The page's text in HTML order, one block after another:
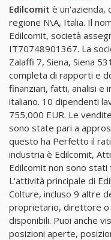
Edilcomit è un'azienda,
regione N\A, Italia. Il
Edilcomit, società
IT70748901367. La
Zalaffi 7, Siena, Siena
completa di rapporti e
finanziari, fatti, analisi e
italiano. 10 dipendenti
755,000 EUR. Le
sono state pari a
questo ha Perfetto il
industria è Edilcomit,
Edilcomit non sono stati
L'attività principale di
Colture, incluso 9 altre
proprietario, direttore o
disponibili. Puoi anche
posizioni aperte,